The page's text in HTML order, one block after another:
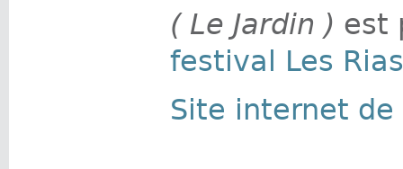
( Le Jardin ) est
festival Les
Site internet